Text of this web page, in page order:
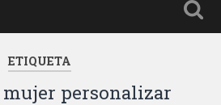
ETIQUETA
personalizar